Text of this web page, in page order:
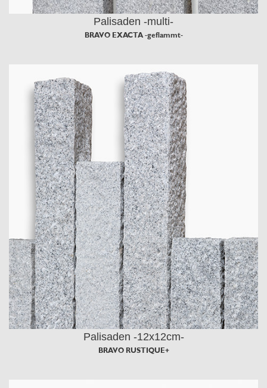
Palisaden -multi-
BRAVO EXACTA -geflammt-
Palisaden -12x12cm-
BRAVO RUSTIQUE+